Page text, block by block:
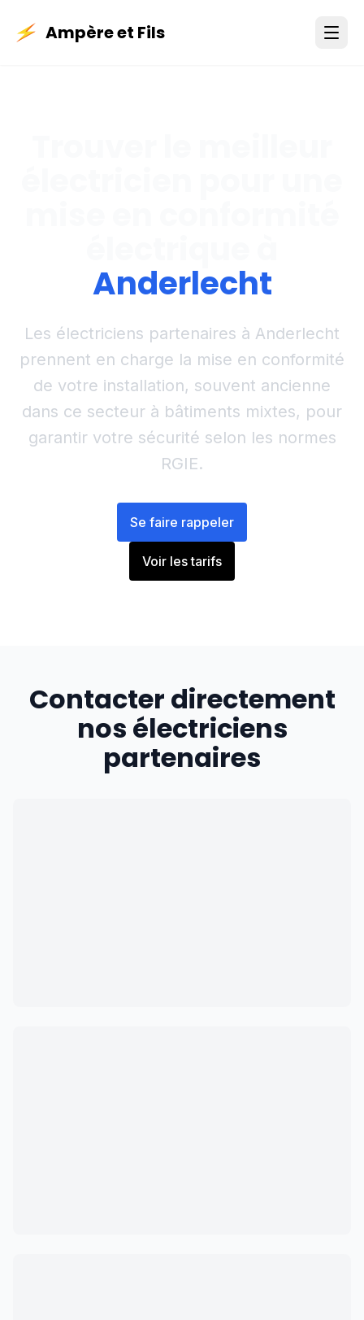
Ampère et Fils
Anderlecht
Les électriciens partenaires à Anderlecht
prennent en charge la mise en conformité
de votre installation, souvent ancienne
dans ce secteur à bâtiments mixtes, pour
garantir votre sécurité selon les normes
RGIE.
Se faire rappeler
Voir les tarifs
Contacter directement
nos électriciens
partenaires